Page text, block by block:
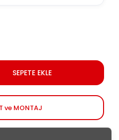
SEPETE EKLE
ve MONTAJ